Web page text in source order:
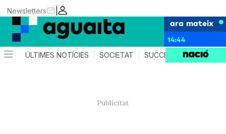
|
Newsletters
ara mateix
14:44
ÚLTIMES NOTÍCIES SOCIETAT SUCCESSOS AGENDA